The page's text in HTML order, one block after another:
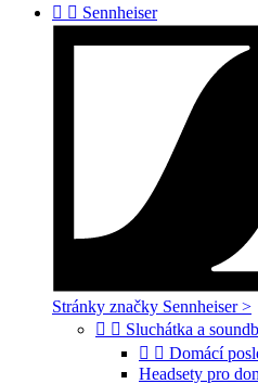
  Sennheiser
Stránky značky Sennheiser >
  Sluchátka a
  Domácí
Headsety pro